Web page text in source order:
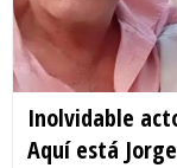
Inolvidable
Aquí está